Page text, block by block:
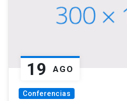
19 AGO
Conferencias